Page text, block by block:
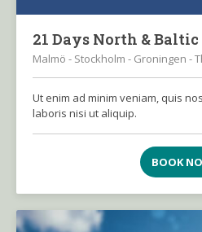
21 Days North & Baltic
Malmö - Stockholm - Groningen -
Ut enim ad minim veniam, quis
laboris nisi ut aliquip.
BOOK